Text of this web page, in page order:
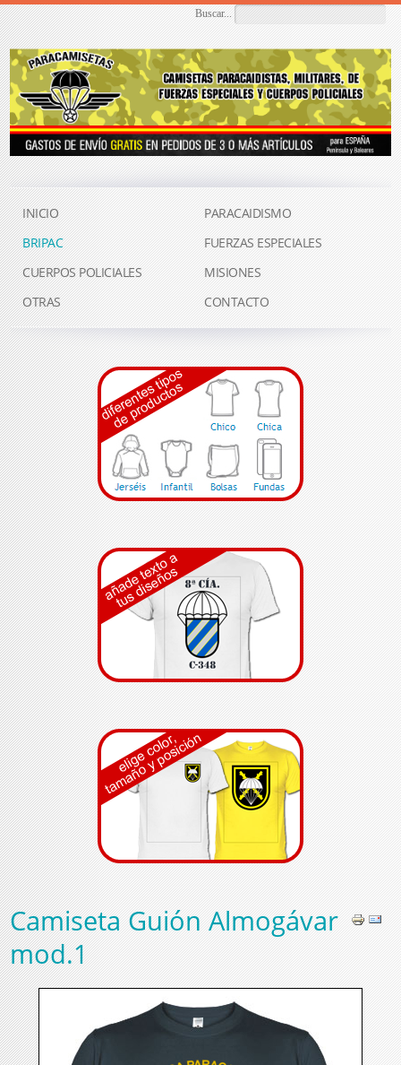
Buscar...
INICIO
PARACAIDISMO
BRIPAC
FUERZAS ESPECIALES
CUERPOS POLICIALES
MISIONES
OTRAS
CONTACTO
Camiseta Guión Almogávar
mod.1